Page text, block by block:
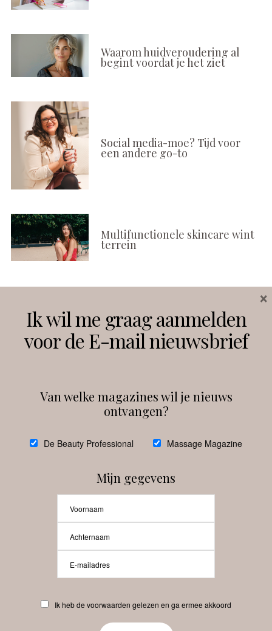
Waarom huidveroudering al
begint voordat je het ziet
Social media-moe? Tijd voor
een andere go-to
Multifunctionele skincare wint
terrein
Instagram Facebook
debeautyprofessional
Beauty-Pro.nl
Abonneren Contact
Ik wil me graag aanmelden
voor de E-mail nieuwsbrief
Van welke magazines wil je nieuws
ontvangen?
De Beauty Professional Massage Magazine
Mijn gegevens
Ik heb de voorwaarden gelezen en ga ermee akkoord
×